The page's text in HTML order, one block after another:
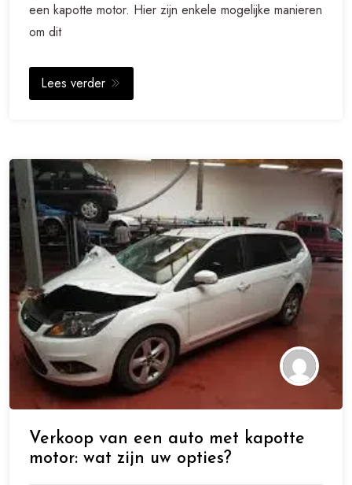
een kapotte motor. Hier zijn enkele mogelijke manieren
om dit
Lees verder
Verkoop van een auto met kapotte
motor: wat zijn uw opties?